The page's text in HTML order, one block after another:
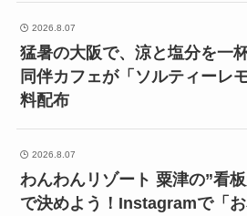
2026.8.07
猛暑の大阪で、涼と塩分を一
同伴カフェが「ソルティーレ
料配布
2026.8.07
わんわんリゾート 粟津の”看
で決めよう！Instagramで「